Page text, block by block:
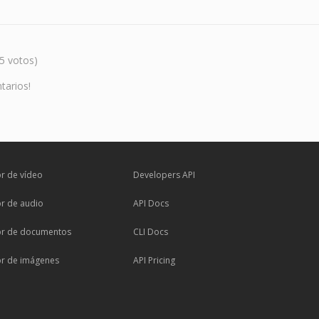
votos)
de vídeo
de audio
de documentos
de imágenes
Developers API
API Docs
CLI Docs
API Pricing